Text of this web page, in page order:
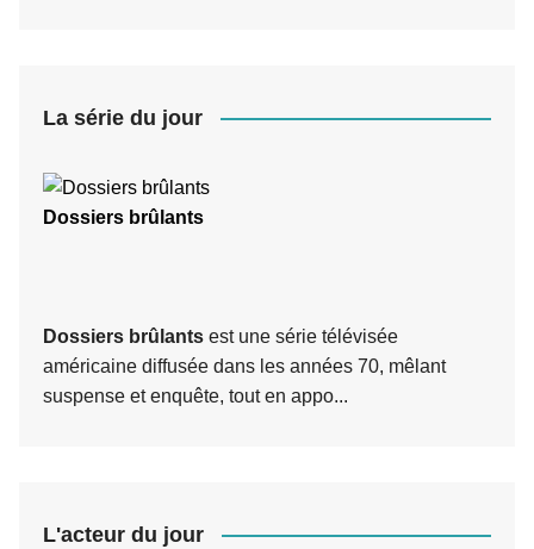
La série du jour
Dossiers brûlants
Dossiers brûlants est une série télévisée
américaine diffusée dans les années 70, mêlant
suspense et enquête, tout en appo...
L'acteur du jour